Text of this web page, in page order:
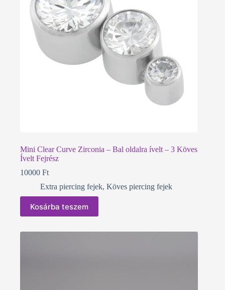
Mini Clear Curve Zirconia – Bal oldalra ívelt – 3 Köves
Ívelt Fejrész
10000 Ft
Extra piercing fejek, Köves piercing fejek
Kosárba teszem